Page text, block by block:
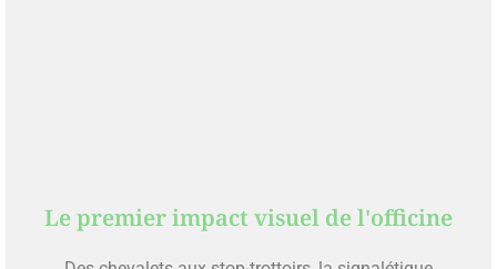
Le premier impact visuel de l'officine